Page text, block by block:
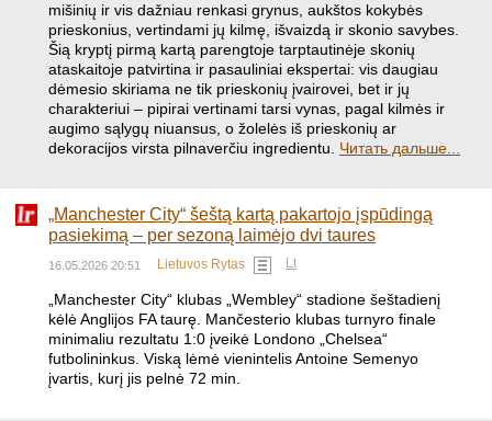
mišinių ir vis dažniau renkasi grynus, aukštos kokybės
prieskonius, vertindami jų kilmę, išvaizdą ir skonio savybes.
Šią kryptį pirmą kartą parengtoje tarptautinėje skonių
ataskaitoje patvirtina ir pasauliniai ekspertai: vis daugiau
dėmesio skiriama ne tik prieskonių įvairovei, bet ir jų
charakteriui – pipirai vertinami tarsi vynas, pagal kilmės ir
augimo sąlygų niuansus, o žolelės iš prieskonių ar
dekoracijos virsta pilnaverčiu ingredientu. Читать дальше...
„Manchester City“ šeštą kartą pakartojo įspūdingą
pasiekimą – per sezoną laimėjo dvi taures
16.05.2026 20:51 Lietuvos Rytas Lt
„Manchester City“ klubas „Wembley“ stadione šeštadienį
kėlė Anglijos FA taurę. Mančesterio klubas turnyro finale
minimaliu rezultatu 1:0 įveikė Londono „Chelsea“
futbolininkus. Viską lėmė vienintelis Antoine Semenyo
įvartis, kurį jis pelnė 72 min.